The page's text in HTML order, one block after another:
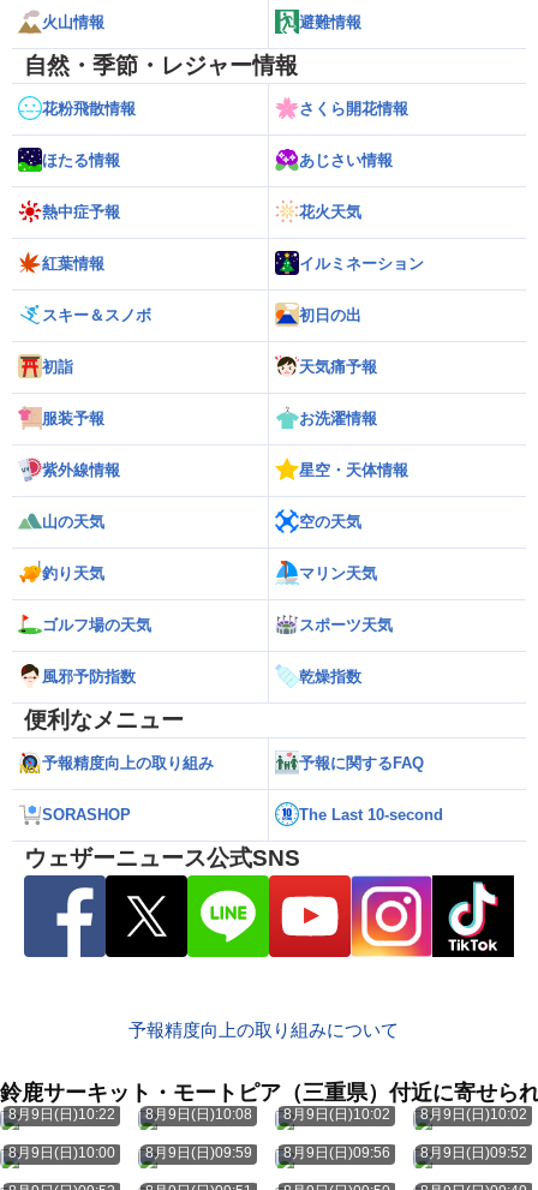
火山情報 避難情報
自然・季節・レジャー情報
花粉飛散情報 さくら開花情報
ほたる情報 あじさい情報
熱中症予報 花火天気
紅葉情報 イルミネーション
スキー＆スノボ 初日の出
初詣 天気痛予報
服装予報 お洗濯情報
紫外線情報 星空・天体情報
山の天気 空の天気
釣り天気 マリン天気
ゴルフ場の天気 スポーツ天気
風邪予防指数 乾燥指数
便利なメニュー
予報精度向上の取り組み 予報に関するFAQ
SORASHOP The Last 10-second
ウェザーニュース公式SNS
予報精度向上の取り組みについて
鈴鹿サーキット・モートピア（三重県）付近に寄せら
8月9日(日)10:22 8月9日(日)10:08 8月9日(日)10:02 8月9日(日)10:02
8月9日(日)10:00 8月9日(日)09:59 8月9日(日)09:56 8月9日(日)09:52